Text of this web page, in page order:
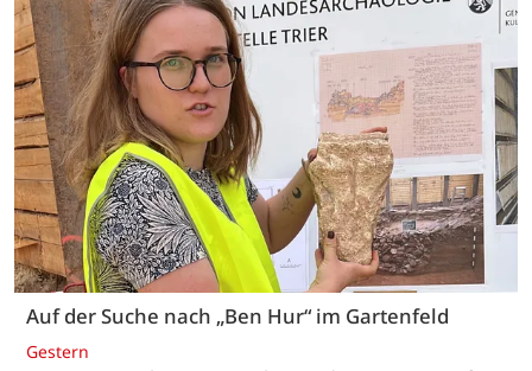
Auf der Suche nach „Ben Hur“ im Gartenfeld
Gestern